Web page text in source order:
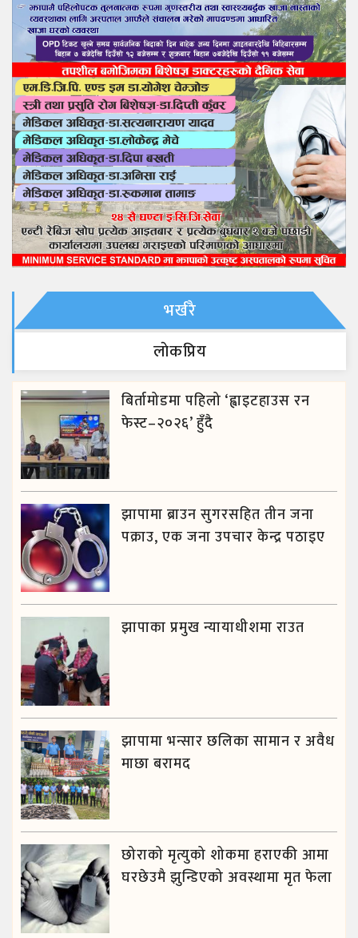
भर्खरै
लाेकप्रिय
बिर्तामोडमा पहिलो ‘ह्वाइटहाउस रन
फेस्ट–२०२६’ हुँदै
झापामा ब्राउन सुगरसहित तीन जना
पक्राउ, एक जना उपचार केन्द्र पठाइए
झापाका प्रमुख न्यायाधीशमा राउत
झापामा भन्सार छलिका सामान र अवैध
माछा बरामद
छोराको मृत्युको शोकमा हराएकी आमा
घरछेउमै झुन्डिएको अवस्थामा मृत फेला